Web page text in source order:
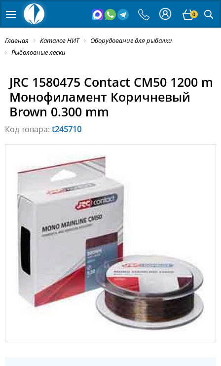
0
Главная Каталог НИТ
Оборудование для рыбалки
Рыболовные лески
JRC 1580475 Contact CM50 1200 m
Монофиламент Коричневый
Brown 0.300 mm
Код товара: t245710